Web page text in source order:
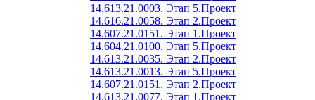
14.613.21.0003. Этап 5.Проект
14.616.21.0058. Этап 2.Проект
14.607.21.0151. Этап 1.Проект
14.604.21.0100. Этап 5.Проект
14.613.21.0035. Этап 2.Проект
14.613.21.0013. Этап 5.Проект
14.607.21.0151. Этап 2.Проект
14.613.21.0077. Этап 1.Проект